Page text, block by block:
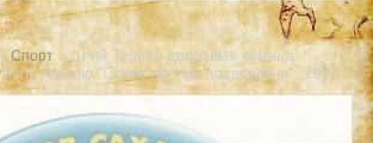
Спорт» III-ий Турнир дворовых команд
по хоккею "Спорт против подворотни". 2007г